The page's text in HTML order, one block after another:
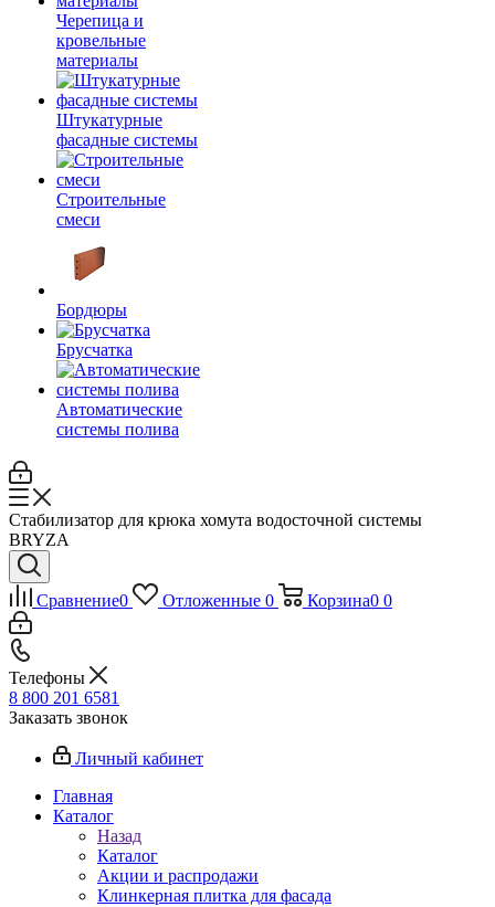
Черепица и
кровельные
материалы
Штукатурные
фасадные системы
Строительные
смеси
Бордюры
Брусчатка
Автоматические
системы полива
Стабилизатор для крюка хомута водосточной системы
BRYZA
Сравнение0 Отложенные 0 Корзина0 0
Телефоны
8 800 201 6581
Заказать звонок
Личный кабинет
Главная
Каталог
Назад
Каталог
Акции и распродажи
Клинкерная плитка для фасада